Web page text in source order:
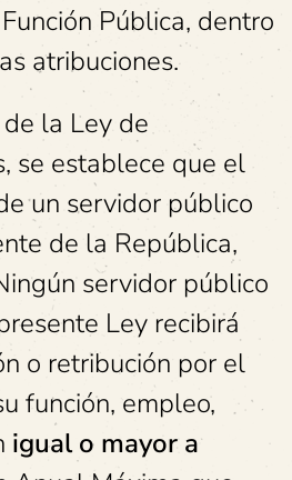
Pública, dentro
atribuciones.
de la Ley de
se establece que el
un servidor público
de la República,
servidor público
Ley recibirá
o retribución por el
función, empleo,
igual o mayor a